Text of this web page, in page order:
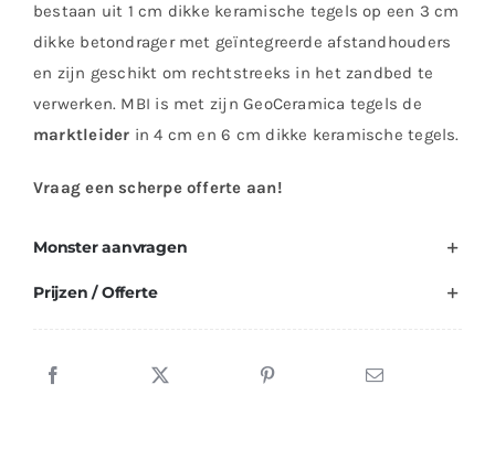
bestaan uit 1 cm dikke keramische tegels op een 3 cm
dikke betondrager met geïntegreerde afstandhouders
en zijn geschikt om rechtstreeks in het zandbed te
verwerken. MBI is met zijn GeoCeramica tegels de
marktleider in 4 cm en 6 cm dikke keramische tegels.
Vraag een scherpe offerte aan!
Monster aanvragen
Prijzen / Offerte